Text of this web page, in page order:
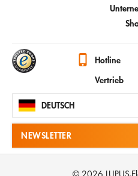
Hotline
Vertrieb
DEUTSCH
NEWSLETTER
© 2026 LUPUS-